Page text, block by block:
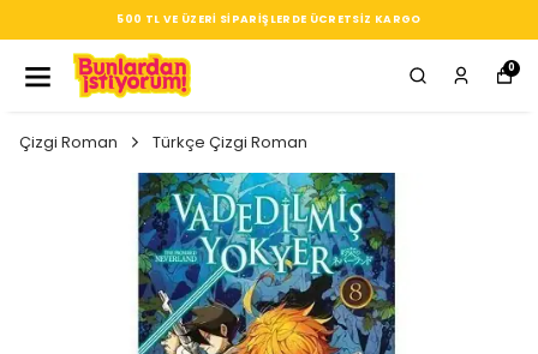
500 TL VE ÜZERI SIPARIŞLERDE ÜCRETSIZ KARGO
0
Çizgi Roman Türkçe Çizgi Roman